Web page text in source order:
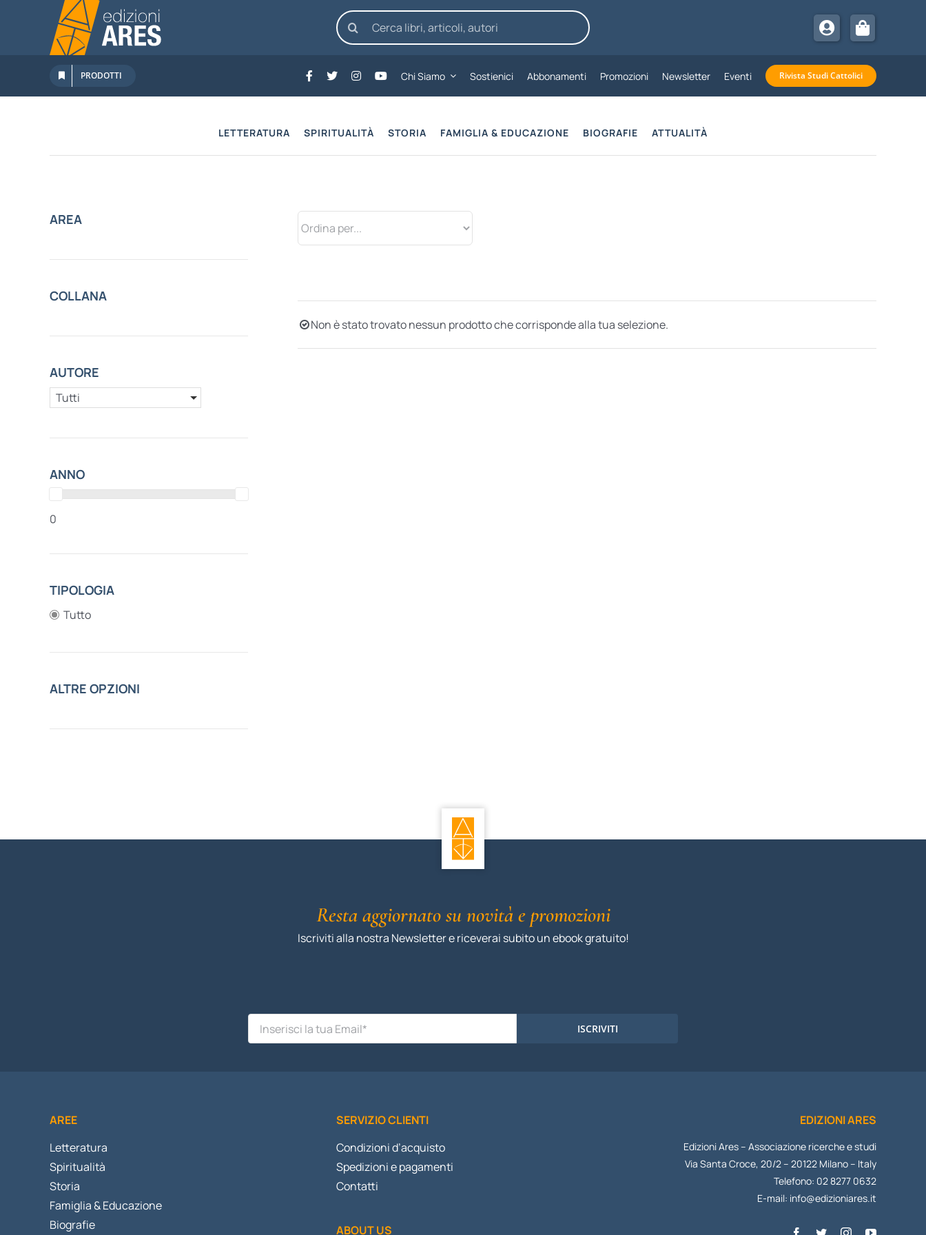
contenuto
Cerca
per:
PRODOTTI Chi Siamo Sostienici Abbonamenti Promozioni Newsletter Eventi Rivista Studi Cattolici
LETTERATURA SPIRITUALITÀ STORIA FAMIGLIA & EDUCAZIONE BIOGRAFIE ATTUALITÀ
Non è stato trovato nessun prodotto che corrisponde alla tua selezione.
AREA
COLLANA
AUTORE
Tutti
ANNO
0
TIPOLOGIA
Tutto
ALTRE OPZIONI
Resta aggiornato su novità e promozioni
Iscriviti alla nostra Newsletter e riceverai subito un ebook gratuito!
ISCRIVITI
AREE
Letteratura
Spiritualità
Storia
Famiglia & Educazione
Biografie
SERVIZIO CLIENTI
Condizioni d’acquisto
Spedizioni e pagamenti
Contatti
ABOUT US
EDIZIONI ARES
Edizioni Ares – Associazione ricerche e studi
Via Santa Croce, 20/2 – 20122 Milano – Italy
Telefono: 02 8277 0632
E-mail: info@edizioniares.it